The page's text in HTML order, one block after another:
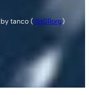
by tanco (@t011org)